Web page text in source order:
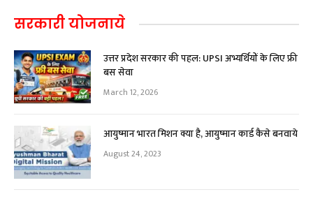
सरकारी योजनाये
उत्तर प्रदेश सरकार की पहल: UPSI अभ्यर्थियों के लिए फ्री
बस सेवा
March 12, 2026
आयुष्मान भारत मिशन क्या है, आयुष्मान कार्ड कैसे बनवाये
August 24, 2023